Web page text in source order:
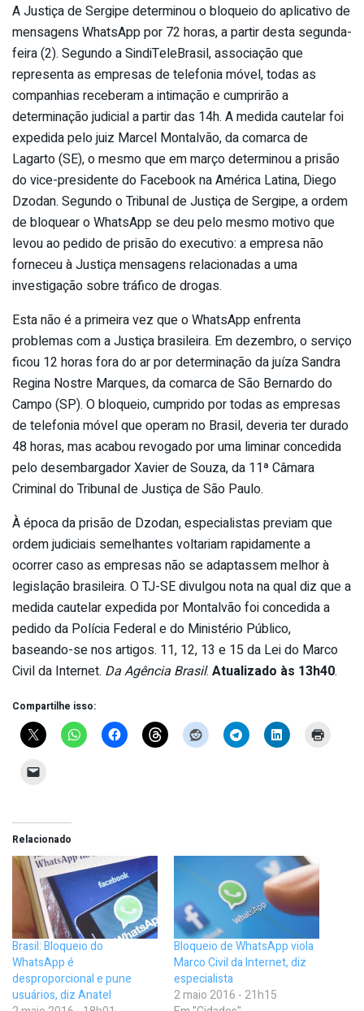
A Justiça de Sergipe determinou o bloqueio do aplicativo de
mensagens WhatsApp por 72 horas, a partir desta segunda-
feira (2). Segundo a SindiTeleBrasil, associação que
representa as empresas de telefonia móvel, todas as
companhias receberam a intimação e cumprirão a
determinação judicial a partir das 14h. A medida cautelar foi
expedida pelo juiz Marcel Montalvão, da comarca de
Lagarto (SE), o mesmo que em março determinou a prisão
do vice-presidente do Facebook na América Latina, Diego
Dzodan. Segundo o Tribunal de Justiça de Sergipe, a ordem
de bloquear o WhatsApp se deu pelo mesmo motivo que
levou ao pedido de prisão do executivo: a empresa não
forneceu à Justiça mensagens relacionadas a uma
investigação sobre tráfico de drogas.
Esta não é a primeira vez que o WhatsApp enfrenta
problemas com a Justiça brasileira. Em dezembro, o serviço
ficou 12 horas fora do ar por determinação da juíza Sandra
Regina Nostre Marques, da comarca de São Bernardo do
Campo (SP). O bloqueio, cumprido por todas as empresas
de telefonia móvel que operam no Brasil, deveria ter durado
48 horas, mas acabou revogado por uma liminar concedida
pelo desembargador Xavier de Souza, da 11ª Câmara
Criminal do Tribunal de Justiça de São Paulo.
À época da prisão de Dzodan, especialistas previam que
ordem judiciais semelhantes voltariam rapidamente a
ocorrer caso as empresas não se adaptassem melhor à
legislação brasileira. O TJ-SE divulgou nota na qual diz que a
medida cautelar expedida por Montalvão foi concedida a
pedido da Polícia Federal e do Ministério Público,
baseando-se nos artigos. 11, 12, 13 e 15 da Lei do Marco
Civil da Internet. Da Agência Brasil. Atualizado às 13h40.
Compartilhe isso:
Relacionado
Brasil: Bloqueio do
WhatsApp é
desproporcional e pune
usuários, diz Anatel
Bloqueio de WhatsApp viola
Marco Civil da Internet, diz
especialista
2 maio 2016 - 21h15